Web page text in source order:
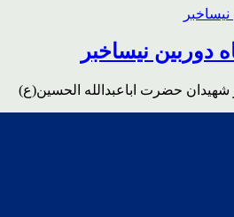
دوربین نیساخبر
حضرت اباعبدالله الحسین(ع)